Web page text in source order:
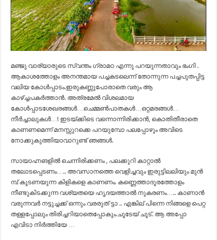
മഞ്ജു വാര്യാരുടെ സ്വന്തം ഗ്രാമഠ എന്നു പറയുന്നതാവും ഭംഗി .
ആകാശത്തോളം അനന്തമായ പച്ചകടലെന്ന് തോന്നുന്ന പച്ചപുതപ്പിട്ട
വലിയ കോൾപ്പാടം.ഇരുകണ്ണുപോരാതെ വരും ആ
കാഴ്ച്ചപകർത്താൻ. അത്രമേൽ വിശലമായ
കോൾപ്പാടശേഖരങ്ങൾ…ചെമ്മൺപാതകൾ…ഒറ്റമരങ്ങൾ…
നീർച്ചാലുകൾ…! ഇടയ്ക്കിടെ വന്നൊന്നിരിക്കാൻ, കൊതിതീരാതെ
കാണണമെന്ന് മനസ്സുറക്കെ പറയുമ്പോ പലപ്പോഴും അവിടെ
നോക്കുകുത്തിയാവാറുണ്ട് ഞങ്ങൾ.
സായാഹ്നങളിൽ ചെന്നിരിക്കണം , പലക്കുറി കാറ്റാൽ
തലോടപ്പെടണം….. അവസാനത്തെ വെളിച്ചവും ഇരുട്ടിലലിയും മുൻ
മ്പ് കൂടണയുന്ന കിളികളെ കാണണം. കണ്ണെത്താദൂരത്തോളം
നീണ്ടുകിടക്കുന്ന വശ്യതയെ ഹൃദയത്താൽ നുകരണം….. കാണാൻ
വരുന്നവർ നട്ടുച്ചക്ക് ഒന്നും വരരുത് ട്ടാ .. എങ്കില് പിന്നെ നിങ്ങളെ പെറ്റ
തള്ളപ്പോലും തിരിച്ചറിയാതെപ്പോകും.ചൂടേയ്‌ ചൂട്‌. ആ അപ്പോ
എവിടാ നിർത്തിയേ …